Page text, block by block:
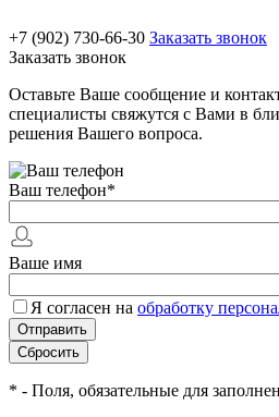
+7 (902) 730-66-30 Заказать звонок
Заказать звонок
Оставьте Ваше сообщение и
специалисты свяжутся с Вами в
решения Вашего вопроса.
Ваш телефон*
Ваше имя
Я согласен на обработку
* - Поля, обязательные для